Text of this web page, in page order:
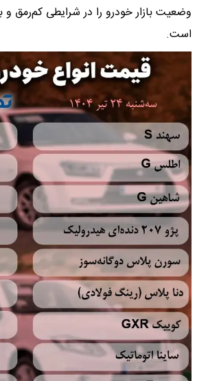
وضعیت بازار خودرو را در شرایطی کم‌رمق و
است.